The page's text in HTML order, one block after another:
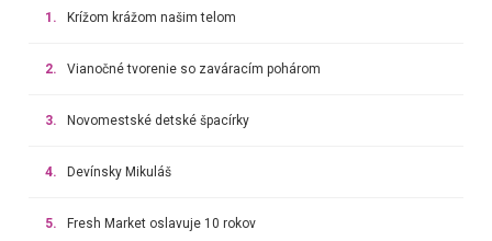
1. Krížom krážom našim telom
2. Vianočné tvorenie so zaváracím pohárom
3. Novomestské detské špacírky
4. Devínsky Mikuláš
5. Fresh Market oslavuje 10 rokov